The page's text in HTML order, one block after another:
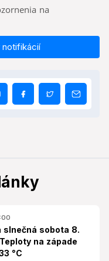
na
notifikácií
slnečná sobota 8.
na západe
°C